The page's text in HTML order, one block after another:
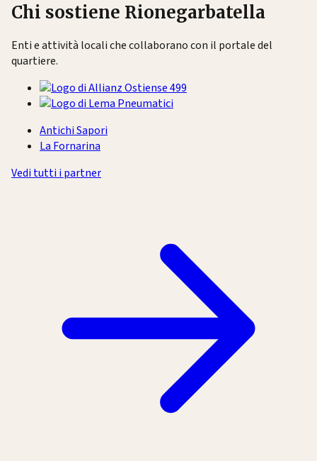
Chi sostiene Rionegarbatella
Enti e attività locali che collaborano con il portale del
quartiere.
Antichi Sapori
La Fornarina
Vedi tutti i partner